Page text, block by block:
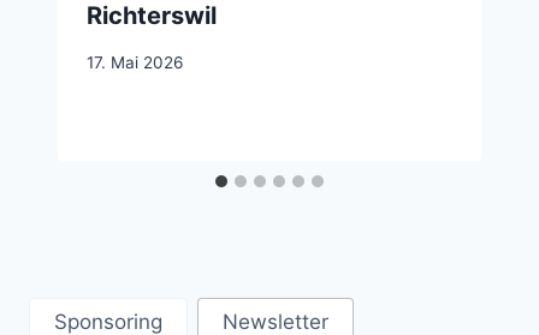
Richterswil
17. Mai 2026
Sponsoring Newsletter